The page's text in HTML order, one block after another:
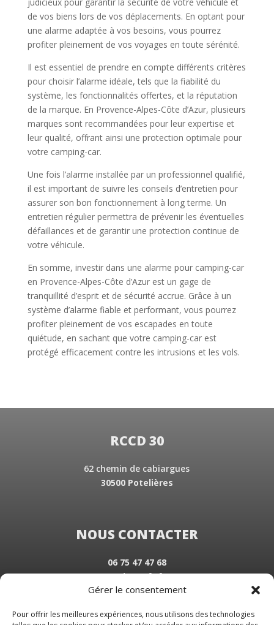
Gérer le consentement
Pour offrir les meilleures expériences, nous utilisons des technologies
de vos biens lors de vos déplacements. En optant pour
une alarme adaptée à vos besoins, vous pourrez
profiter pleinement de vos voyages en toute sérénité.
Il est essentiel de prendre en compte différents critères
pour choisir l’alarme idéale, tels que la fiabilité du
système, les fonctionnalités offertes, et la réputation
de la marque. En Provence-Alpes-Côte d’Azur, plusieurs
marques sont recommandées pour leur expertise et
leur qualité, offrant ainsi une protection optimale pour
votre camping-car.
Une fois l’alarme installée par un professionnel qualifié,
il est important de suivre les conseils d’entretien pour
assurer son bon fonctionnement à long terme. Un
entretien régulier permettra de prévenir les éventuelles
défaillances et de garantir une protection continue de
votre véhicule.
En somme, investir dans une alarme pour camping-car
en Provence-Alpes-Côte d’Azur est un gage de
tranquillité d’esprit et de sécurité accrue. Grâce à un
système d’alarme fiable et performant, vous pourrez
profiter pleinement de vos escapades en toute
quiétude, en sachant que votre camping-car est
protégé efficacement contre les intrusions et les vols.
RCCD 30
62 chemin de cabiargues
30500 Potelières
NOUS CONTACTER
06 75 47 47 68
rccd30@sfr.fr
NOS HORAIRES